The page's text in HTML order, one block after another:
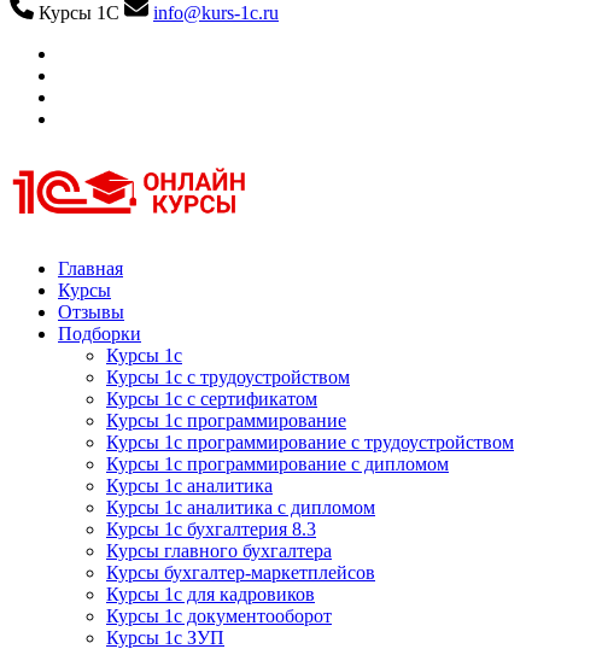
Курсы 1С
info@kurs-1c.ru
Курсы 1С
Курсы 1С официальная сертификация
Главная
Курсы
Отзывы
Подборки
Курсы 1с
Курсы 1с с трудоустройством
Курсы 1с с сертификатом
Курсы 1с программирование
Курсы 1с программирование с трудоустройством
Курсы 1с программирование с дипломом
Курсы 1с аналитика
Курсы 1с аналитика с дипломом
Курсы 1с бухгалтерия 8.3
Курсы главного бухгалтера
Курсы бухгалтер-маркетплейсов
Курсы 1с для кадровиков
Курсы 1с документооборот
Курсы 1с ЗУП